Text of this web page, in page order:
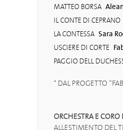
MATTEO BORSA
IL CONTE DI CEPRANO
LA CONTESSA Sara
USCIERE DI CORTE
PAGGIO DELL
* DAL PROGETTO
ORCHESTRA E CORO
ALLESTIMENTO DEL